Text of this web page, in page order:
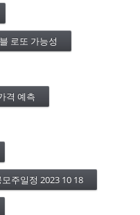
로또 가능성
격 예측
주일정 2023 10 18